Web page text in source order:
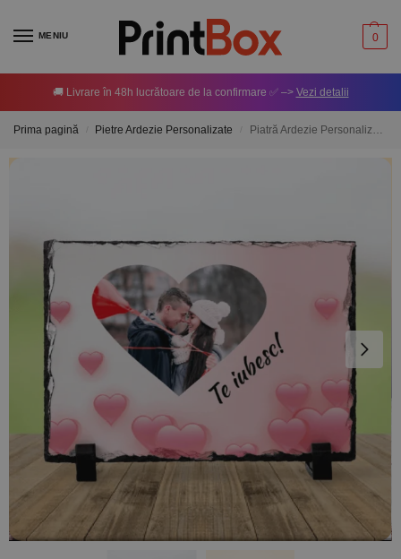
MENIU 0
🚚 Livrare în 48h lucrătoare de la confirmare ✅ –> Vezi detalii
Prima pagină Pietre Ardezie Personalizate Piatră Ardezie Personalizată cu o poză și mesaj – Loving you